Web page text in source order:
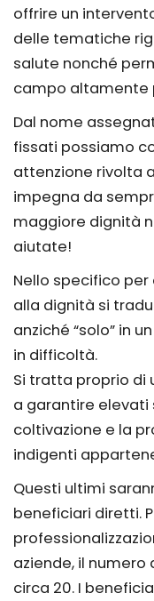
offrire un
delle tematiche
salute nonché
campo altamente
Dal nome
fissati possiamo
attenzione rivolta
impegna da
maggiore dignità
aiutate!
Nello specifico
alla dignità si
anziché “solo” in
in difficoltà.
Si tratta proprio di
a garantire elevati
coltivazione e la
indigenti
Questi ultimi
beneficiari diretti.
aziende, il
circa 20. I